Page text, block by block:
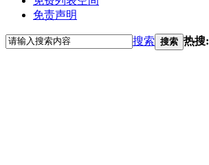
免责声明
搜索 搜索 热搜: